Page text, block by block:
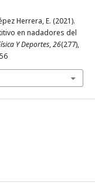
Herrera, E. (2021).
en nadadores del
Y Deportes,26(277),